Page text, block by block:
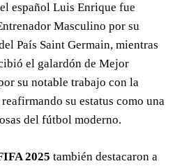
español Luis Enrique fue
Masculino por su
País Saint Germain, mientras
el galardón de Mejor
su notable trabajo con la
su estatus como una
del fútbol moderno.
2025 también destacaron a